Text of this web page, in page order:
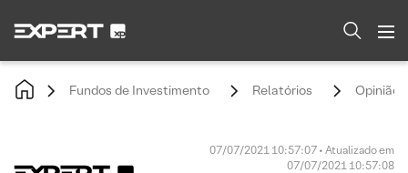
Fundos de Investimento Relatórios Opinião
07/07/2021 10:57:07 • Atualizado em
07/07/2021 10:57:08